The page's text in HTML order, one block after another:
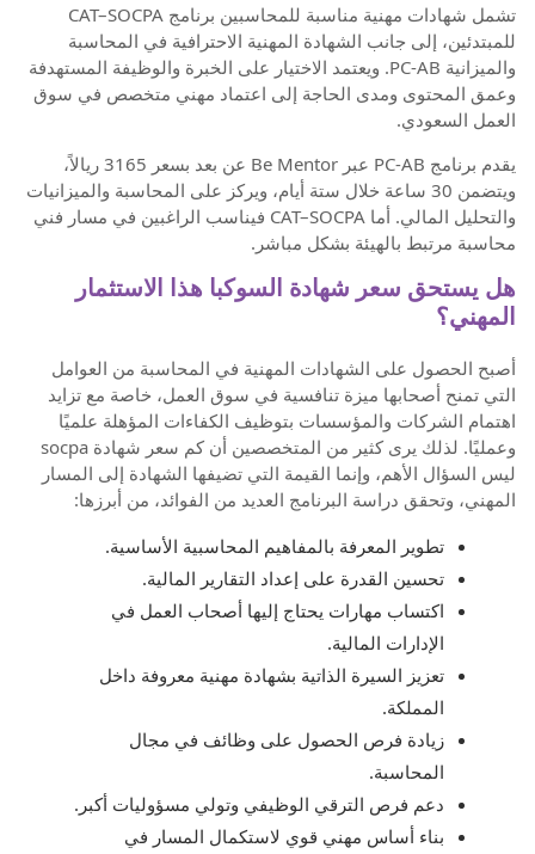
تشمل شهادات مهنية مناسبة للمحاسبين برنامج CAT–SOCPA
للمبتدئين، إلى جانب الشهادة المهنية الاحترافية في المحاسبة
والميزانية PC-AB. ويعتمد الاختيار على الخبرة والوظيفة المستهدفة
وعمق المحتوى ومدى الحاجة إلى اعتماد مهني متخصص في سوق
العمل السعودي.
يقدم برنامج PC-AB عبر Be Mentor عن بعد بسعر 3165 ريالاً،
ويتضمن 30 ساعة خلال ستة أيام، ويركز على المحاسبة والميزانيات
والتحليل المالي. أما CAT–SOCPA فيناسب الراغبين في مسار فني
محاسبة مرتبط بالهيئة بشكل مباشر.
هل يستحق سعر شهادة السوكبا هذا الاستثمار
المهني؟
أصبح الحصول على الشهادات المهنية في المحاسبة من العوامل
التي تمنح أصحابها ميزة تنافسية في سوق العمل، خاصة مع تزايد
اهتمام الشركات والمؤسسات بتوظيف الكفاءات المؤهلة علميًا
وعمليًا. لذلك يرى كثير من المتخصصين أن كم سعر شهادة socpa
ليس السؤال الأهم، وإنما القيمة التي تضيفها الشهادة إلى المسار
المهني، وتحقق دراسة البرنامج العديد من الفوائد، من أبرزها:
تطوير المعرفة بالمفاهيم المحاسبية الأساسية.
تحسين القدرة على إعداد التقارير المالية.
اكتساب مهارات يحتاج إليها أصحاب العمل في
الإدارات المالية.
تعزيز السيرة الذاتية بشهادة مهنية معروفة داخل
المملكة.
زيادة فرص الحصول على وظائف في مجال
المحاسبة.
دعم فرص الترقي الوظيفي وتولي مسؤوليات أكبر.
بناء أساس مهني قوي لاستكمال المسار في